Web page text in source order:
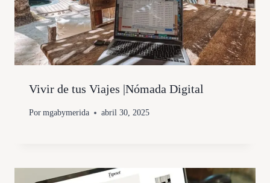
Vivir de tus Viajes |Nómada Digital
Por mgabymerida abril 30, 2025